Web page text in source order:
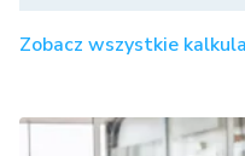
Zobacz wszystkie